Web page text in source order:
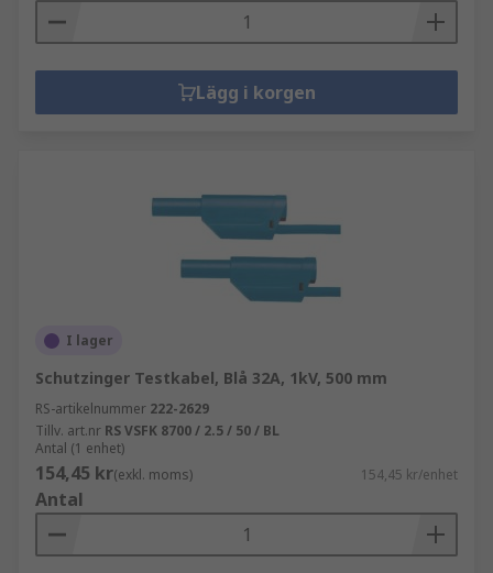
Lägg i korgen
I lager
Schutzinger Testkabel, Blå 32A, 1kV, 500 mm
RS-artikelnummer 222-2629
Tillv. art.nr RS VSFK 8700 / 2.5 / 50 / BL
Antal (1 enhet)
154,45 kr(exkl. moms) 154,45 kr/enhet
Antal